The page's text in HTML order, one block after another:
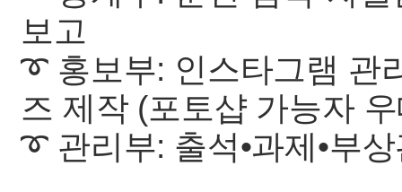
보고
➰ 홍보부: 인스타그램 관
즈 제작 (포토샵 가능자
➰ 관리부: 출석•과제•부